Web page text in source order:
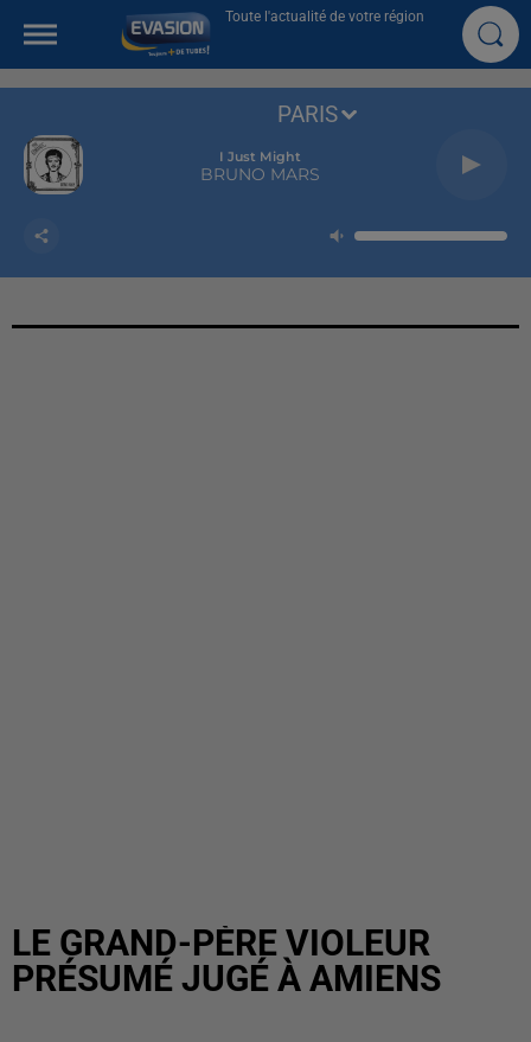
Toute l'actualité de votre région
I Just Might
BRUNO MARS
PARIS
LE GRAND-PÈRE VIOLEUR
PRÉSUMÉ JUGÉ À AMIENS